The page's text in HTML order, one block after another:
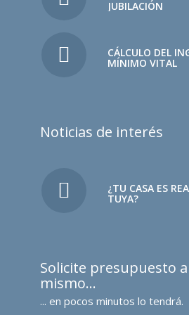
JUBILACIÓN
CÁLCULO DEL
MÍNIMO VITAL
Noticias de interés
¿TU CASA ES
TUYA?
Solicite presupuesto
mismo…
... en pocos minutos lo tendrá.